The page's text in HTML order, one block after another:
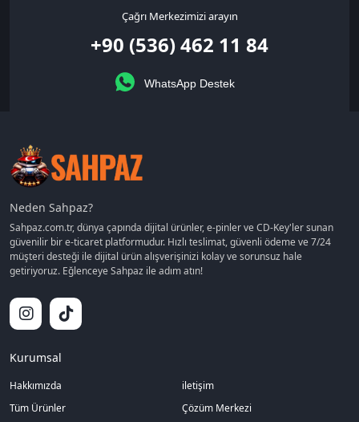
Çağrı Merkezimizi arayın
+90 (536) 462 11 84
WhatsApp Destek
Neden Sahpaz?
Sahpaz.com.tr, dünya çapında dijital ürünler, e-pinler ve CD-Key'ler sunan
güvenilir bir e-ticaret platformudur. Hızlı teslimat, güvenli ödeme ve 7/24
müşteri desteği ile dijital ürün alışverişinizi kolay ve sorunsuz hale
getiriyoruz. Eğlenceye Sahpaz ile adım atın!
Kurumsal
Hakkımızda
iletişim
Tüm Ürünler
Çözüm Merkezi